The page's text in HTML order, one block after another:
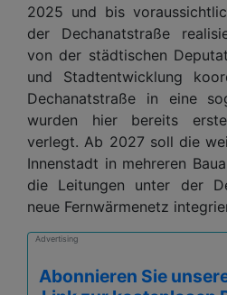
2025 und bis
der Dechanatstraße
von der städtischen
und Stadtentwicklung
Dechanatstraße in eine
wurden hier bereits erste
verlegt. Ab 2027 soll die
Innenstadt in mehreren
die Leitungen unter der
neue Fernwärmenetz
Advertising
Abonnieren Sie